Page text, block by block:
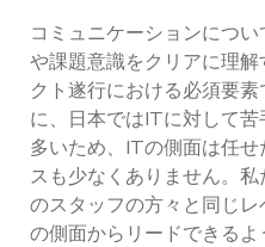
コミュニケーションにつ
や課題意識をクリアに理
クト遂行における必須要
に、日本ではITに対して
多いため、ITの側面は任
スも少なくありません。
のスタッフの方々と同じ
の側面からリードできる